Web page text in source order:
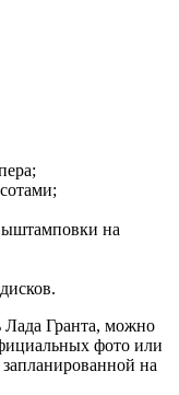
на
Лада Гранта, можно
фото или
на